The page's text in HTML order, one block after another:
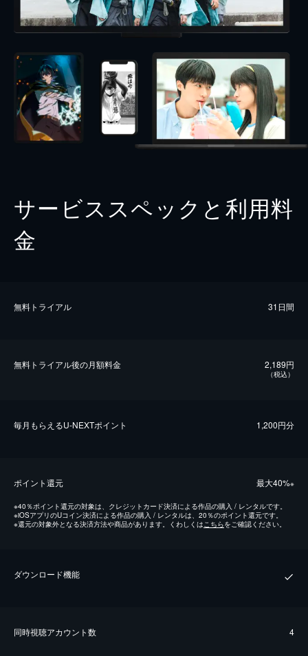
サービススペックと利用料
金
無料トライアル 31日間
無料トライアル後の⽉額料金 2,189円
（税込）
毎⽉もらえるU-NEXTポイント 1,200円分
ポイント還元 最⼤40%※
※40％ポイント還元の対象は、クレジットカード決済による作品の購入 / レンタルです。
※iOSアプリのUコイン決済による作品の購入 / レンタルは、20％のポイント還元です。
※還元の対象外となる決済方法や商品があります。くわしくはこちらをご確認ください。
ダウンロード機能
同時視聴アカウント数 4